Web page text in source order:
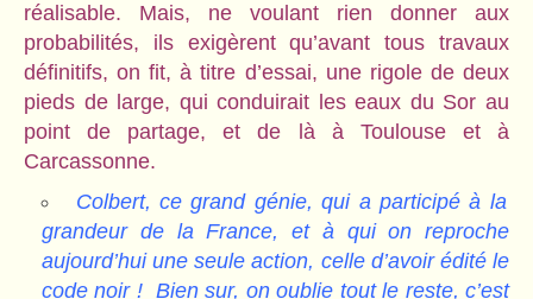
réalisable. Mais, ne voulant rien donner aux
probabilités, ils exigèrent qu’avant tous travaux
définitifs, on fit, à titre d’essai, une rigole de deux
pieds de large, qui conduirait les eaux du Sor au
point de partage, et de là à Toulouse et à
Carcassonne.
Colbert, ce grand génie, qui a participé à la
grandeur de la France, et à qui on reproche
aujourd’hui une seule action, celle d’avoir édité le
code noir ! Bien sur, on oublie tout le reste, c’est